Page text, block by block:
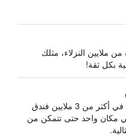
ملايين النزلاء، مثلك
بكل ثقة!
يبحث HotelsCombined في أكثر من 3 ملايين فندق
مكان واحد حتى تتمكن من